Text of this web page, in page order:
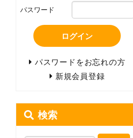
パスワード
ログイン
パスワードをお忘れの方
新規会員登録
検索